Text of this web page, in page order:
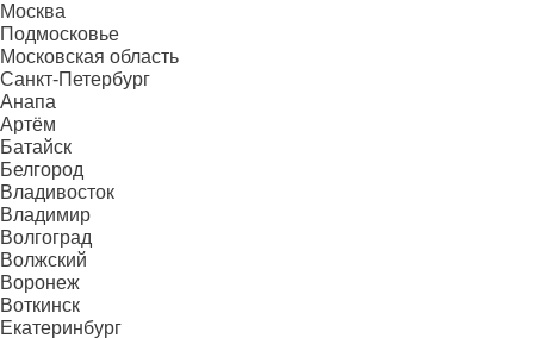
Москва
Подмосковье
Московская область
Санкт-Петербург
Анапа
Артём
Батайск
Белгород
Владивосток
Владимир
Волгоград
Волжский
Воронеж
Воткинск
Екатеринбург